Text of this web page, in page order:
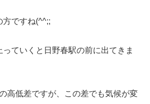
方ですね(^^;;
ていくと日野春駅の前に出てきま
高低差ですが、この差でも気候が変